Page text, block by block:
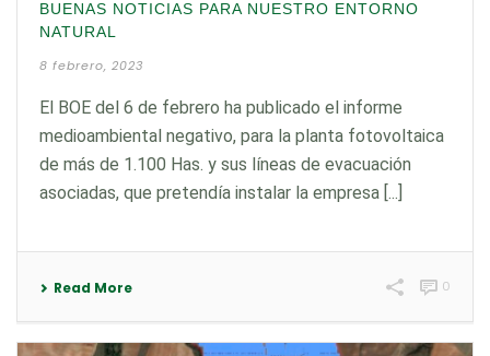
BUENAS NOTICIAS PARA NUESTRO ENTORNO
NATURAL
8 febrero, 2023
El BOE del 6 de febrero ha publicado el informe
medioambiental negativo, para la planta fotovoltaica
de más de 1.100 Has. y sus líneas de evacuación
asociadas, que pretendía instalar la empresa [...]
Read More 0